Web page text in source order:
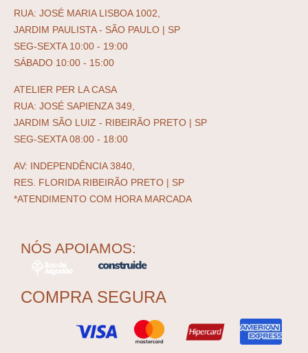
RUA: JOSÉ MARIA LISBOA 1002,
JARDIM PAULISTA - SÃO PAULO | SP
SEG-SEXTA 10:00 - 19:00
SÁBADO 10:00 - 15:00
ATELIER PER LA CASA
RUA: JOSÉ SAPIENZA 349,
JARDIM SÃO LUIZ - RIBEIRÃO PRETO | SP
SEG-SEXTA 08:00 - 18:00
AV: INDEPENDÊNCIA 3840,
RES. FLORIDA RIBEIRÃO PRETO | SP
*ATENDIMENTO COM HORA MARCADA
NÓS APOIAMOS:
COMPRA SEGURA